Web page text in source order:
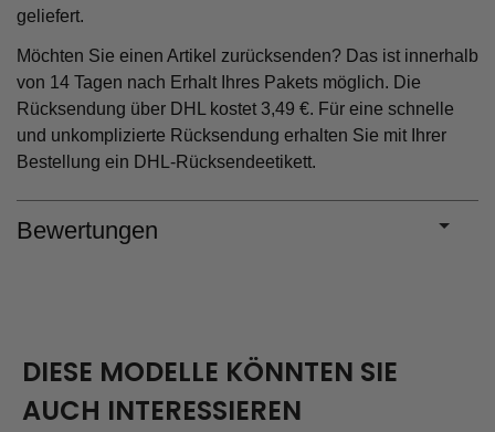
geliefert.
Möchten Sie einen Artikel zurücksenden? Das ist innerhalb
von 14 Tagen nach Erhalt Ihres Pakets möglich. Die
Rücksendung über DHL kostet 3,49 €. Für eine schnelle
und unkomplizierte Rücksendung erhalten Sie mit Ihrer
Bestellung ein DHL-Rücksendeetikett.
Bewertungen
DIESE MODELLE KÖNNTEN SIE
AUCH INTERESSIEREN